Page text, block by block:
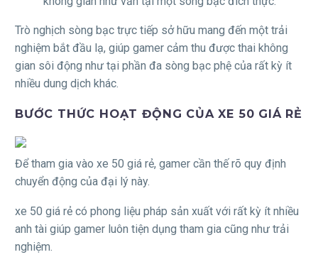
Trò nghịch sòng bạc trực tiếp sở hữu mang đến một trải
nghiệm bắt đầu lạ, giúp gamer cảm thu được thai không
gian sôi động như tại phần đa sòng bạc phệ của rất kỳ ít
nhiều dung dịch khác.
BƯỚC THỨC HOẠT ĐỘNG CỦA XE 50 GIÁ RẺ
Để tham gia vào xe 50 giá rẻ, gamer cần thế rõ quy định
chuyển động của đại lý này.
xe 50 giá rẻ có phong liệu pháp sản xuất với rất kỳ ít nhiều
anh tài giúp gamer luôn tiện dụng tham gia cũng như trải
nghiệm.